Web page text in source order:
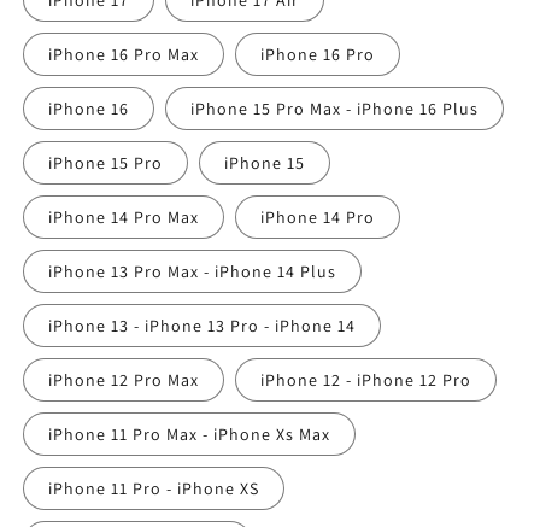
iPhone 16 Pro Max iPhone 16 Pro
iPhone 16 iPhone 15 Pro Max - iPhone 16 Plus
iPhone 15 Pro iPhone 15
iPhone 14 Pro Max iPhone 14 Pro
iPhone 13 Pro Max - iPhone 14 Plus
iPhone 13 - iPhone 13 Pro - iPhone 14
iPhone 12 Pro Max iPhone 12 - iPhone 12 Pro
iPhone 11 Pro Max - iPhone Xs Max
iPhone 11 Pro - iPhone XS